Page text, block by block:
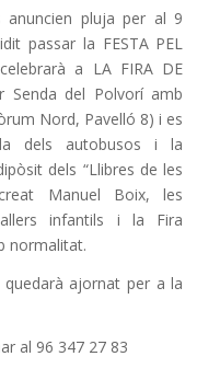
anuncien pluja per al 9
passar la FESTA PEL
a LA FIRA DE
Senda del Polvorí amb
Nord, Pavelló 8) i es
dels autobusos i la
dels “Llibres de les
Manuel Boix, les
infantils i la Fira
normalitat.
quedarà ajornat per a la
al 96 347 27 83